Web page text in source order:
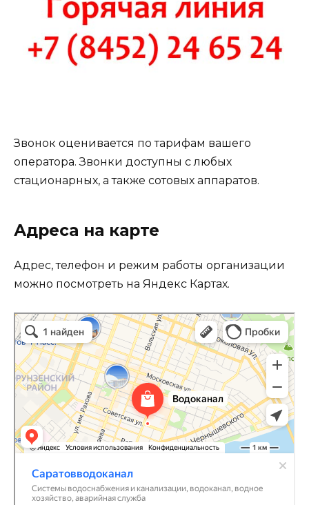
Звонок оценивается по тарифам вашего
оператора. Звонки доступны с любых
стационарных, а также сотовых аппаратов.
Адреса на карте
Адрес, телефон и режим работы организации
можно посмотреть на Яндекс Картах.